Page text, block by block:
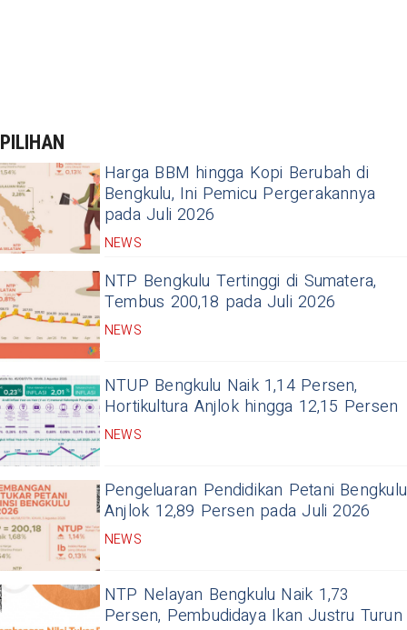
PILIHAN
Harga BBM hingga Kopi Berubah di
Bengkulu, Ini Pemicu Pergerakannya
pada Juli 2026
NEWS
NTP Bengkulu Tertinggi di Sumatera,
Tembus 200,18 pada Juli 2026
NEWS
NTUP Bengkulu Naik 1,14 Persen,
Hortikultura Anjlok hingga 12,15 Persen
NEWS
Pengeluaran Pendidikan Petani Bengkulu
Anjlok 12,89 Persen pada Juli 2026
NEWS
NTP Nelayan Bengkulu Naik 1,73
Persen, Pembudidaya Ikan Justru Turun